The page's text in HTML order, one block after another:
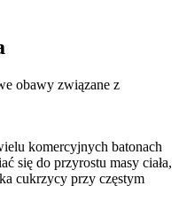
obawy związane z
komercyjnych batonach
się do przyrostu masy ciała,
cukrzycy przy częstym